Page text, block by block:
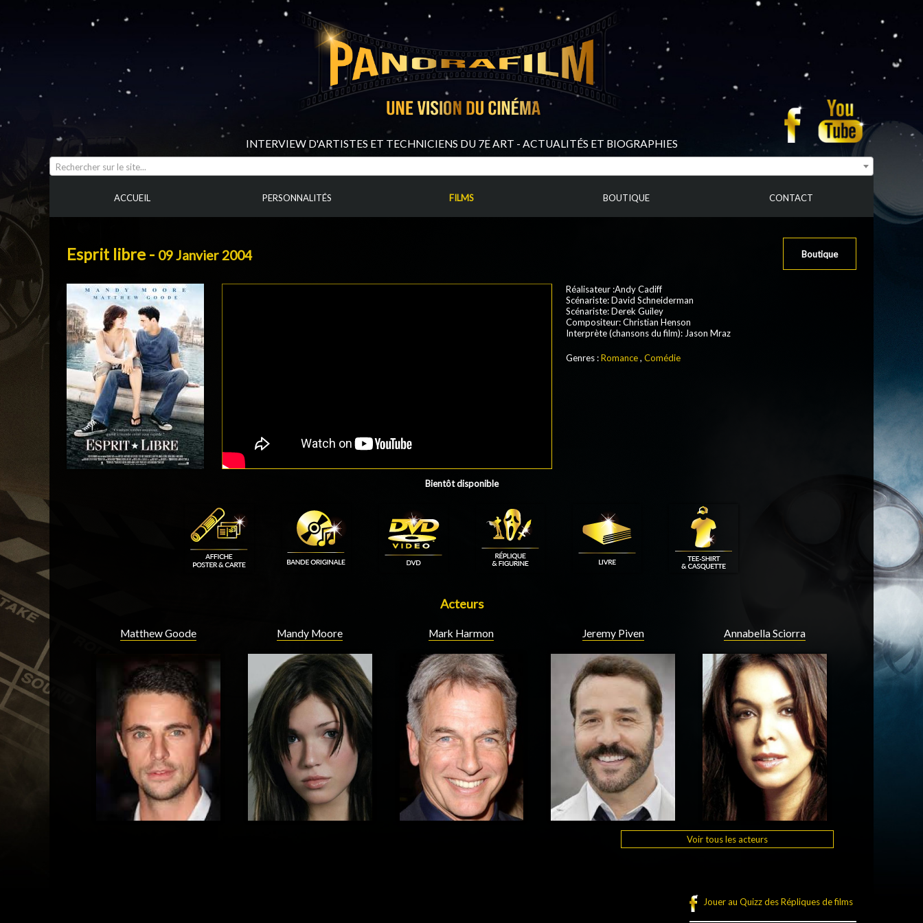
INTERVIEW D'ARTISTES ET TECHNICIENS DU 7E ART - ACTUALITÉS ET BIOGRAPHIES
Rechercher sur le site...
ACCUEIL PERSONNALITÉS FILMS BOUTIQUE CONTACT
Esprit libre - 09 Janvier 2004 Boutique
Réalisateur :Andy Cadiff
Scénariste: David Schneiderman
Scénariste: Derek Guiley
Compositeur: Christian Henson
Interprète (chansons du film): Jason Mraz
Genres :Romance, Comédie
Bientôt disponible
Acteurs
Matthew Goode Mandy Moore Mark Harmon Jeremy Piven Annabella Sciorra
Voir tous les acteurs
Jouer au Quizz des Répliques de films